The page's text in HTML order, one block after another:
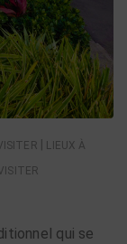
LIEUX À
qui se